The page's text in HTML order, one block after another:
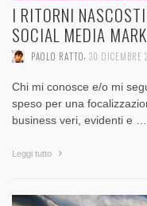
I RITORNI
SOCIAL MEDIA
PAOLO RATTO 30 DICEMBRE
Chi mi conosce e/o mi
speso per una
business veri, evidenti e …
Leggi tutto